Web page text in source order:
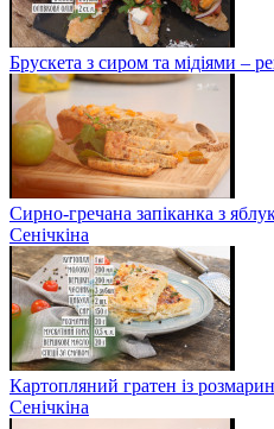
Брускета з сиром та мідіями –
Сирно-гречана запіканка з
Сенічкіна
Картопляний гратен із
Сенічкіна